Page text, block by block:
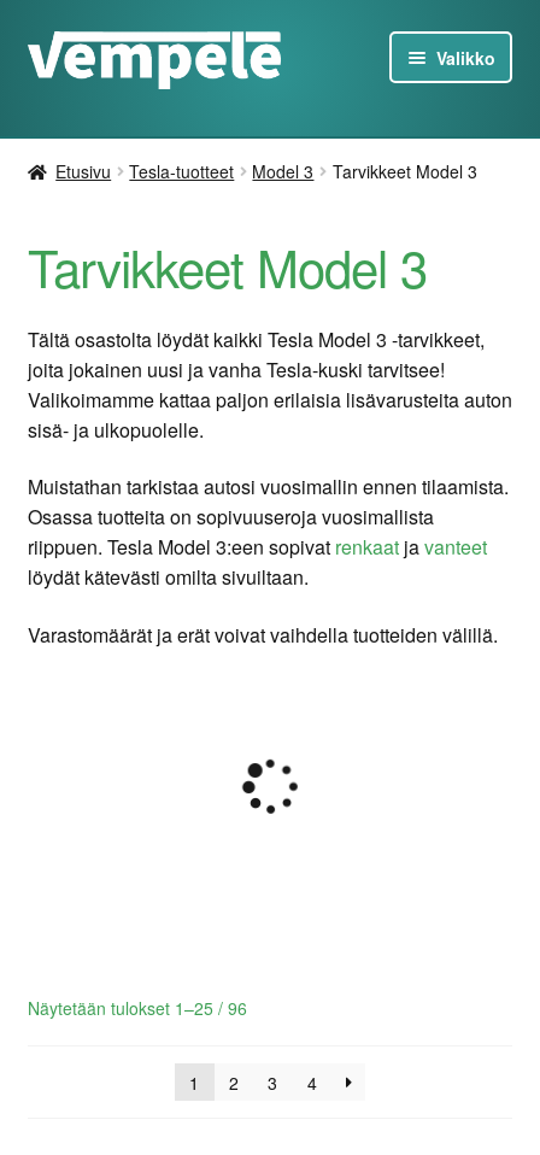
Siirry
navigointiin
Siirry
sisältöön
Valikko
Tarjoukset
Ota yhteyttä
FI
Etusivu Tesla-tuotteet Model 3 Tarvikkeet Model 3
Tarvikkeet Model 3
Tältä osastolta löydät kaikki Tesla Model 3 -tarvikkeet,
joita jokainen uusi ja vanha Tesla-kuski tarvitsee!
Valikoimamme kattaa paljon erilaisia lisävarusteita auton
sisä- ja ulkopuolelle.
Muistathan tarkistaa autosi vuosimallin ennen tilaamista.
Osassa tuotteita on sopivuuseroja vuosimallista
riippuen. Tesla Model 3:een sopivat renkaatjavanteet
löydät kätevästi omilta sivuiltaan.
Varastomäärät ja erät voivat vaihdella tuotteiden välillä.
Näytetään tulokset 1–25 / 96Lajiteltu
1
2 3 4